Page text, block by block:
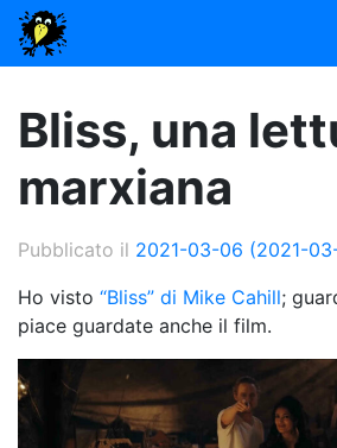
Bliss, una
marxiana
Pubblicato il 2021-03-06 (2021-
Ho visto “Bliss” di Mike Cahill;
piace guardate anche il film.